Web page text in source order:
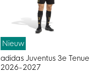
Nieuw
adidas Juventus 3e Tenue
2026-2027